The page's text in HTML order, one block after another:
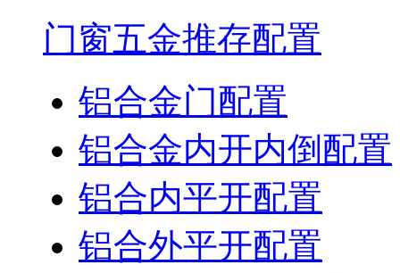
门窗五金推存配置
铝合金门配置
铝合金内开内倒配置
铝合内平开配置
铝合外平开配置